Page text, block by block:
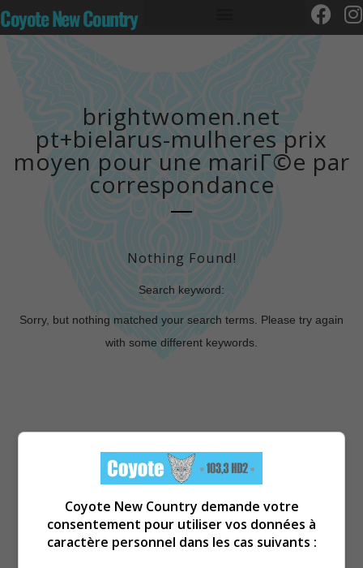
Coyote New Country
brightwomen.net
pt+bielarus-mulheres prix
moyen pour une mariГ©e par
correspondance
Nothing Found!
Search keyword:
Sorry, but nothing matched your search terms. Please try again
with some different keywords.
Coyote New Country demande votre
consentement pour utiliser vos données à
caractère personnel dans les cas suivants :